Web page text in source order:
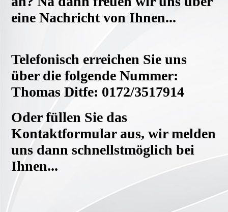
eine Nachricht von Ihnen...
Telefonisch erreichen Sie uns
über die folgende Nummer:
Thomas Ditfe: 0172/3517914
Oder füllen Sie das
Kontaktformular aus, wir melden
uns dann schnellstmöglich bei
Ihnen...